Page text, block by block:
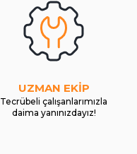
UZMAN EKİP
Tecrübeli çalışanlarımızla
daima yanınızdayız!